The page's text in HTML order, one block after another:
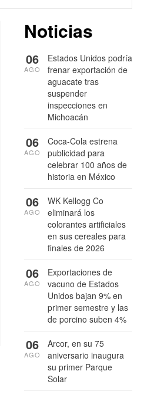
Noticias
Estados Unidos podría
frenar exportación de
aguacate tras
suspender
inspecciones en
Michoacán
06
AGO
Coca-Cola estrena
publicidad para
celebrar 100 años de
historia en México
06
AGO
WK Kellogg Co
eliminará los
colorantes artificiales
en sus cereales para
finales de 2026
06
AGO
Exportaciones de
vacuno de Estados
Unidos bajan 9% en
primer semestre y las
de porcino suben 4%
06
AGO
Arcor, en su 75
aniversario inaugura
su primer Parque
Solar
06
AGO